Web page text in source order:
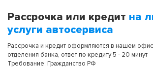
Рассрочка или кредит на
услуги автосервиса
Рассрочка и кредит оформляются в нашем
отделения банка, ответ по кредиту 5 - 20 минут
Требование: Гражданство РФ